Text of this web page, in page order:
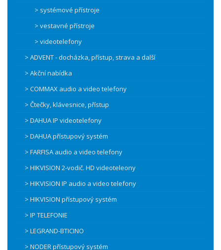
> systémové přístroje
> vestavné přístroje
> videotelefony
> ADVENT - docházka, přístup, strava a další
> Akční nabídka
> COMMAX audio a video telefony
> Čtečky, klávesnice, přístup
> DAHUA IP videotelefony
> DAHUA přístupový systém
> FARFISA audio a video telefony
> HIKVISION 2-vodič. HD videoteleony
> HIKVISION IP audio a video telefony
> HIKVISION přístupový systém
> IP TELEFONIE
> LEGRAND-BTICINO
> NODER přístupový systém